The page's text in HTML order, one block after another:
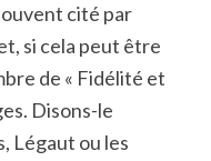
cité par
si cela peut être
de « Fidélité et
Disons-le
Légaut ou les